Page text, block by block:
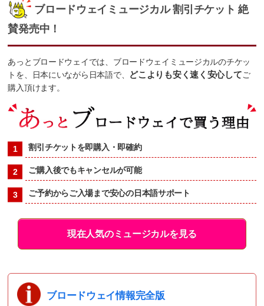
ブロードウェイミュージカル 割引チケット 絶
賛発売中！
あっとブロードウェイでは、ブロードウェイミュージカルのチケッ
トを、日本にいながら日本語で、
どこよりも安く速く安心してご
購入頂けます。
割引チケットを即購入・即確約
ご購入後でもキャンセルが可能
ご予約からご入場まで安心の日本語サポート
現在人気のミュージカルを見る
ブロードウェイ情報完全版